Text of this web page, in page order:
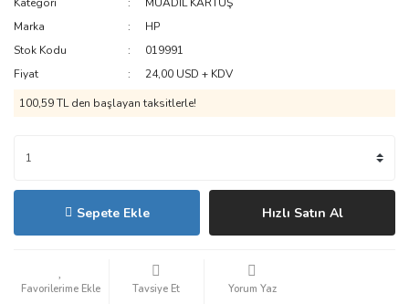
Marka
HP
Stok Kodu
019991
Fiyat
24,00 USD + KDV
100,59 TL den başlayan taksitlerle!
Sepete Ekle Hızlı Satın Al
Tavsiye Et Yorum Yaz